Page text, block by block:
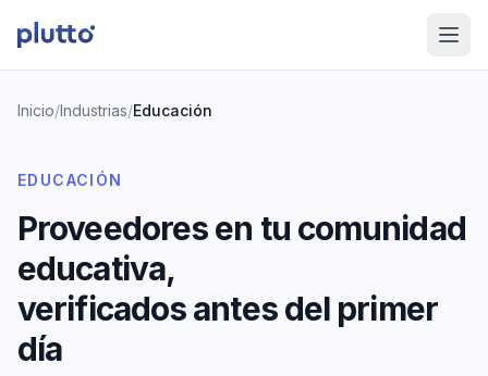
Inicio/Industrias/Educación
EDUCACIÓN
Proveedores en tu comunidad
educativa,
verificados antes del primer
día